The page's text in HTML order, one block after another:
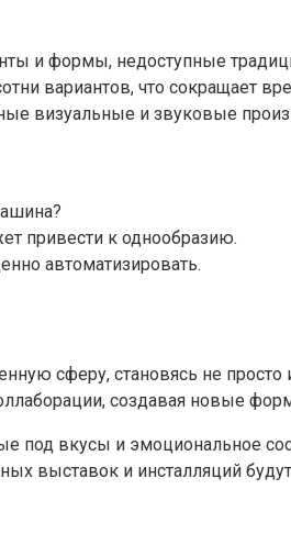
и формы, недоступные
вариантов, что сокращает
визуальные и звуковые
привести к однообразию.
автоматизировать.
сферу, становясь не
создавая новые
под вкусы и эмоциональное
выставок и инсталляций